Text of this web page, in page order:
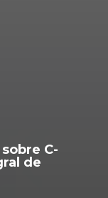
C-
de